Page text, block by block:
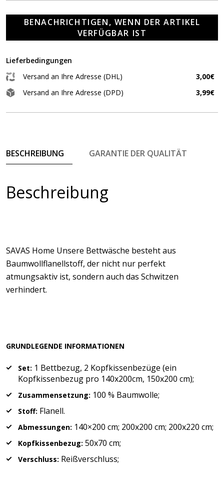
BENACHRICHTIGEN, WENN DER ARTIKEL
VERFÜGBAR IST
Lieferbedingungen
Versand an Ihre Adresse (DHL)
3,00€
Versand an Ihre Adresse (DPD)
3,99€
BESCHREIBUNG GARANTIE DER QUALITÄT
Beschreibung
SAVAS Home Unsere Bettwäsche besteht aus
Baumwollflanellstoff, der nicht nur perfekt
atmungsaktiv ist, sondern auch das Schwitzen
verhindert.
GRUNDLEGENDE INFORMATIONEN
Set: 1 Bettbezug, 2 Kopfkissenbezüge (ein
Kopfkissenbezug pro 140x200cm, 150x200 cm);
Zusammensetzung: 100 % Baumwolle;
Stoff: Flanell.
Abmessungen: 140×200 cm; 200x200 cm; 200x220 cm;
Kopfkissenbezug: 50x70 cm;
Verschluss: Reißverschluss;